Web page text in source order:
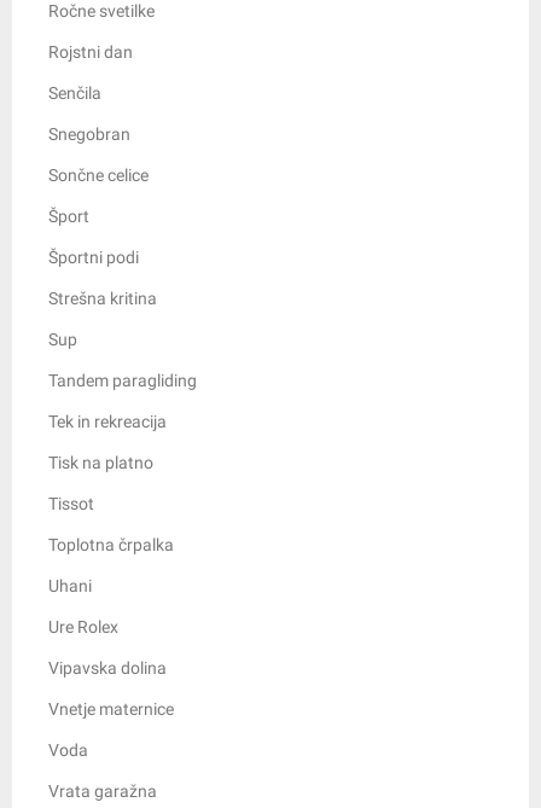
Ročne svetilke
Rojstni dan
Senčila
Snegobran
Sončne celice
Šport
Športni podi
Strešna kritina
Sup
Tandem paragliding
Tek in rekreacija
Tisk na platno
Tissot
Toplotna črpalka
Uhani
Ure Rolex
Vipavska dolina
Vnetje maternice
Voda
Vrata garažna